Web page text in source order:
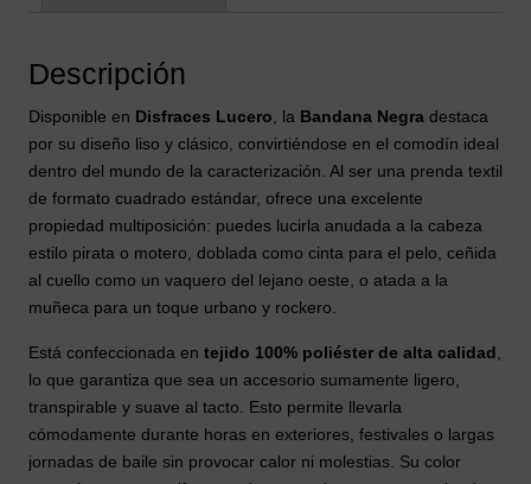
Descripción
Disponible en Disfraces Lucero , la Bandana Negra destaca
por su diseño liso y clásico, convirtiéndose en el comodín ideal
dentro del mundo de la caracterización. Al ser una prenda textil
de formato cuadrado estándar, ofrece una excelente
propiedad multiposición: puedes lucirla anudada a la cabeza
estilo pirata o motero, doblada como cinta para el pelo, ceñida
al cuello como un vaquero del lejano oeste, o atada a la
muñeca para un toque urbano y rockero.
Está confeccionada en tejido 100% poliéster de alta calidad
lo que garantiza que sea un accesorio sumamente ligero,
transpirable y suave al tacto. Esto permite llevarla
cómodamente durante horas en exteriores, festivales o largas
jornadas de baile sin provocar calor ni molestias. Su color